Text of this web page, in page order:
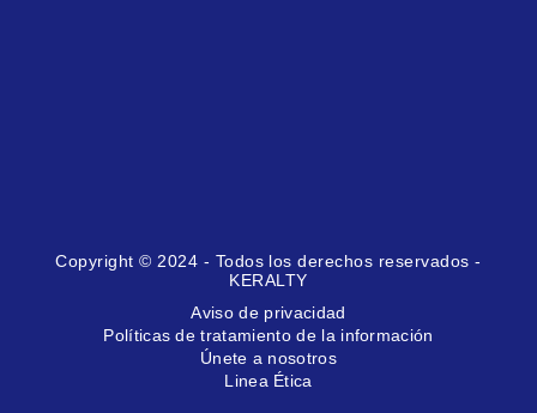
Copyright © 2024 - Todos los derechos reservados -
KERALTY
Aviso de privacidad
Políticas de tratamiento de la información
Únete a nosotros
Linea Ética